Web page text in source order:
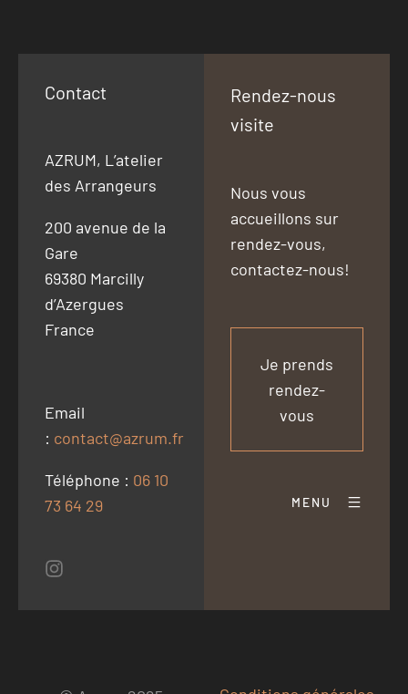
Contact
AZRUM, L’atelier
des Arrangeurs
200 avenue de la
Gare
69380 Marcilly
d’Azergues
France
Email
: contact@azrum.fr
Téléphone : 06 10
73 64 29
Rendez-nous
visite
Nous vous
accueillons sur
rendez-vous,
contactez-nous!
Je prends
rendez-
vous
MENU